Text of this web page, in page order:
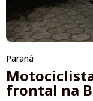
Paraná
frontal na